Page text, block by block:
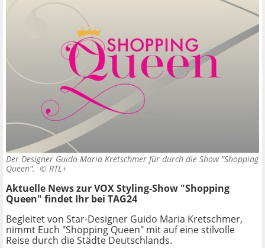
Der Designer Guido Maria Kretschmer für durch die Show "Shopping
Queen". © RTL+
Aktuelle News zur VOX Styling-Show "Shopping
Queen" findet Ihr bei TAG24
Begleitet von Star-Designer Guido Maria Kretschmer,
nimmt Euch "Shopping Queen" mit auf eine stilvolle
Reise durch die Städte Deutschlands.